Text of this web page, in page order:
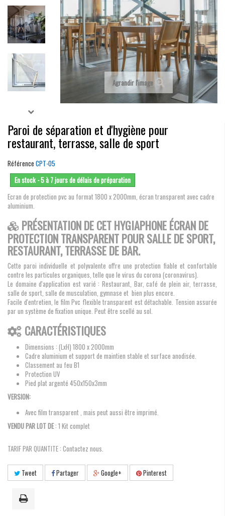
Agrandir l'image
Paroi de séparation et d'hygiène pour
restaurant, terrasse, salle de sport
Référence CPT-05
En stock - 5 à 7 jours de délais de préparation
Ecran de protection pvc au format 1800 x 2000mm, écran transparent avec cadre
aluminium.
PRÉSENTATION DE CET HYGIAPHONE ÉCRAN DE
PROTECTION TRANSPARENT POUR SALLE DE SPORT,
RESTAURANT, TERRASSE DE BAR.
Cette paroi individuelle et polyvalente offre une protection fiable et confortable
contre les particules organiques, telle que le virus du corona (coronavirus).
Le domaine d'application est varié : Restaurant, Bar, café de plein air, terrasse,
salle de sport, salle de musculation, gymnase et bien plus encore.
Facile d'entretien, le film Pvc flexible transparent est détachable. Tension assurée
par un système de fixation unique. Peut être scellé au sol.
CARACTÉRISTIQUES
Dimensions : (LxH) 1800 x 2000mm
Cadre aluminium et support de maintien stable et surface anodisée.
Classement au feu B1
Protection UV
Pied plat argenté 450x150x3mm
VERSION:
Avec film transparent , mais peut aussi être imprimé.
VENDU PAR LOT DE: 1 Kit complet
TARIF PAR QUANTITE : Contactez nous.
Tweet Partager Google+ Pinterest